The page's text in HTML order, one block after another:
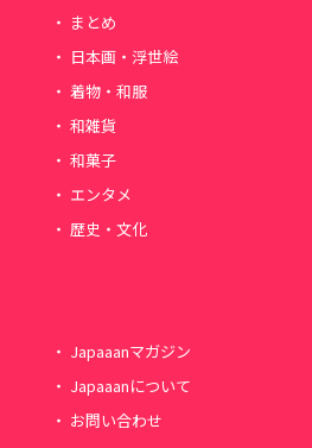
まとめ
日本画・浮世絵
着物・和服
和雑貨
和菓子
エンタメ
歴史・文化
Japaaanマガジン
Japaaanについて
お問い合わせ